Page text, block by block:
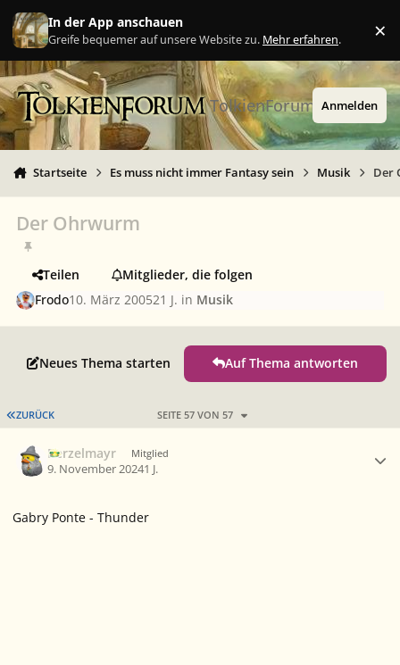
Zu Inhalt springen
In der App anschauen
Greife bequemer auf unsere Website zu. Mehr erfahren. ×
TolkienForum Anmelden
Startseite Es muss nicht immer Fantasy sein Musik Der
Der Ohrwurm
Teilen
Mitglieder, die folgen
Frodo10. März 200521 J. in Musik
Neues Thema starten Auf Thema antworten
ERSTE SEITE
ZURÜCK SEITE 57 VON 57
Berzelmayr Mitglied
9. November 20241 J.
Gabry Ponte - Thunder